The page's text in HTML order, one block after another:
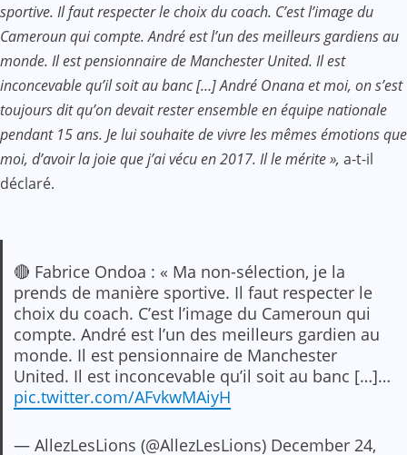
sportive. Il faut respecter le choix du coach. C’est l’image du
Cameroun qui compte. André est l’un des meilleurs gardiens au
monde. Il est pensionnaire de Manchester United. Il est
inconcevable qu’il soit au banc […] André Onana et moi, on s’est
toujours dit qu’on devait rester ensemble en équipe nationale
pendant 15 ans. Je lui souhaite de vivre les mêmes émotions que
moi, d’avoir la joie que j’ai vécu en 2017. Il le mérite », a-t-il
déclaré.
🔴 Fabrice Ondoa : « Ma non-sélection, je la
prends de manière sportive. Il faut respecter le
choix du coach. C’est l’image du Cameroun qui
compte. André est l’un des meilleurs gardien au
monde. Il est pensionnaire de Manchester
United. Il est inconcevable qu’il soit au banc […]…
pic.twitter.com/AFvkwMAiyH
— AllezLesLions (@AllezLesLions) December 24,